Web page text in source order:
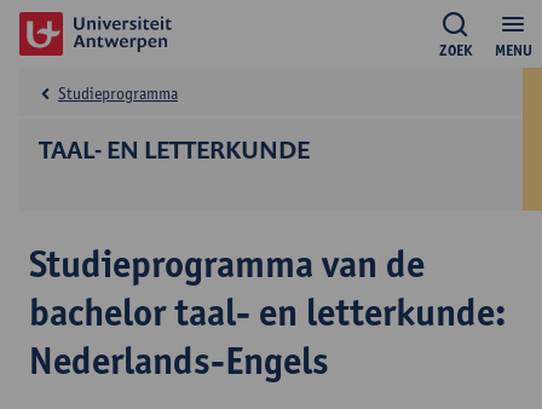
MENU
ZOEK
TAAL- EN LETTERKUNDE
Studieprogramma
Studieprogramma van de
bachelor taal- en letterkunde:
Nederlands-Engels